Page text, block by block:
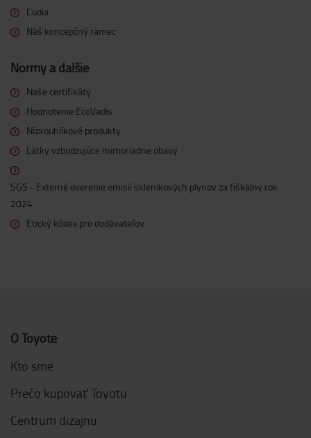
Ľudia
Náš koncepčný rámec
Normy a ďalšie
Naše certifikáty
Hodnotenie EcoVadis
Nízkouhlíkové produkty
Látky vzbudzujúce mimoriadne obavy
SGS - Externé overenie emisií skleníkových plynov za fiškálny rok
2024
Etický kódex pro dodávateľov
O Toyote
Kto sme
Prečo kupovať Toyotu
Centrum dizajnu